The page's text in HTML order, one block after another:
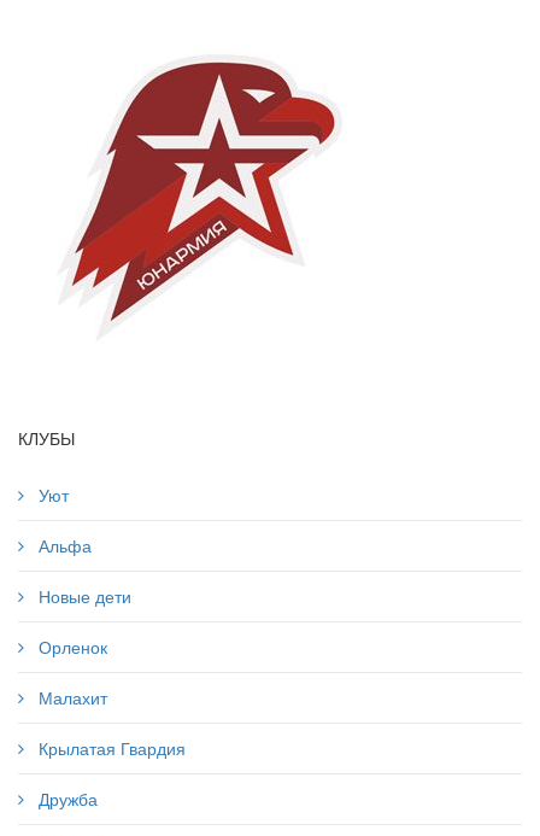
КЛУБЫ
Уют
Альфа
Новые дети
Орленок
Малахит
Крылатая Гвардия
Дружба